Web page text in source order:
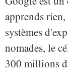
apprends
systèmes
nomades, le
300 millions